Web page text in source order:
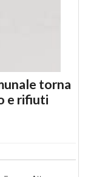
torna
e rifiuti